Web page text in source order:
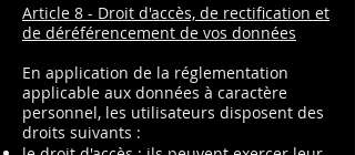
Article 8 - Droit d'accès, de rectification et
de déréférencement de vos données
En application de la réglementation
applicable aux données à caractère
personnel, les utilisateurs disposent des
droits suivants :